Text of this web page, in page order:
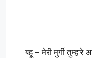
बहू – मेरी मुर्गी